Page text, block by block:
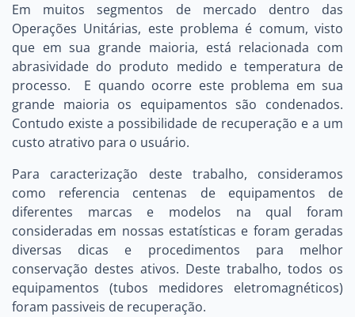
Em muitos segmentos de mercado dentro das
Operações Unitárias, este problema é comum, visto
que em sua grande maioria, está relacionada com
abrasividade do produto medido e temperatura de
processo. E quando ocorre este problema em sua
grande maioria os equipamentos são condenados.
Contudo existe a possibilidade de recuperação e a um
custo atrativo para o usuário.
Para caracterização deste trabalho, consideramos
como referencia centenas de equipamentos de
diferentes marcas e modelos na qual foram
consideradas em nossas estatísticas e foram geradas
diversas dicas e procedimentos para melhor
conservação destes ativos. Deste trabalho, todos os
equipamentos (tubos medidores eletromagnéticos)
foram passiveis de recuperação.